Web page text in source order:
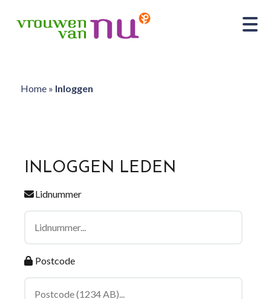
Home» Inloggen
INLOGGEN LEDEN
Lidnummer
Postcode